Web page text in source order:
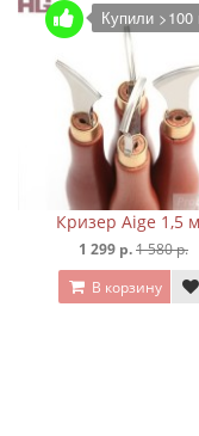
Купили >100
Кризер Aige 1,5
1 299 р.1 580 р.
В корзину